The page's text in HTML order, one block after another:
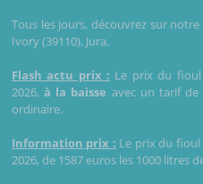
Tous les jours, découvrez sur
Ivory (39110), Jura.
Flash actu prix : Le prix du
2026,à la baisse avec un tarif de
ordinaire.
Information prix : Le prix du fioul
2026, de 1587 euros les 1000 litres